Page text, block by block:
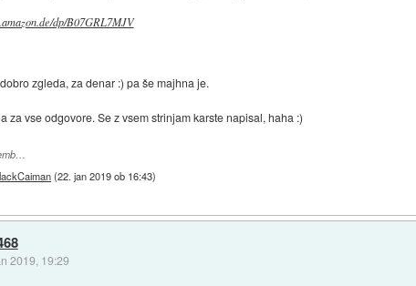
dp/B07GRL7MJV
zgleda, za denar :) pa še majhna je.
za vse odgovore. Se z vsem strinjam karste napisal, haha :)
(22. jan 2019 ob 16:43)
2019, 19:29